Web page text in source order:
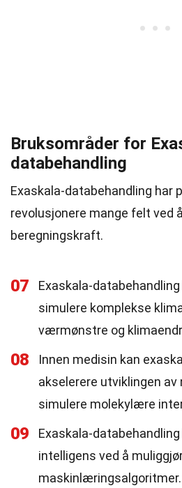
Bruksområder for
databehandling
Exaskala-databehandling har
revolusjonere mange felt ved
beregningskraft.
07
Exaskala-
simulere komplekse
værmønstre og
08
Innen medisin kan
akselerere utviklingen av
simulere molekylære
09
Exaskala-
intelligens ved å
maskinlæringsalgoritmer.